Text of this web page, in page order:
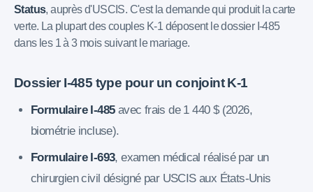
Status, auprès d'USCIS. C'est la demande qui produit la carte
verte. La plupart des couples K-1 déposent le dossier I-485
dans les 1 à 3 mois suivant le mariage.
Dossier I-485 type pour un conjoint K-1
Formulaire I-485avec frais de 1 440 $ (2026,
biométrie incluse).
Formulaire I-693, examen médical réalisé par un
chirurgien civil désigné par USCIS aux États-Unis